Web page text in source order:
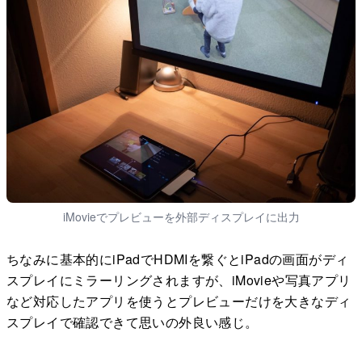
iMovieでプレビューを外部ディスプレイに出力
ちなみに基本的にiPadでHDMIを繋ぐとiPadの画面がディ
スプレイにミラーリングされますが、iMovieや写真アプリ
など対応したアプリを使うとプレビューだけを大きなディ
スプレイで確認できて思いの外良い感じ。